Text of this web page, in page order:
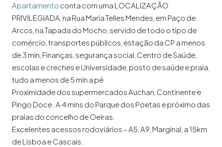
Apartamento conta com uma LOCALIZAÇÃO
PRIVILEGIADA, na Rua Maria Telles Mendes, em Paço de
Arcos, na Tapada do Mocho, servido de todo o tipo de
comércio, transportes públicos, estação da CP a menos
de 3 min, Finanças, segurança social, Centro de Saúde,
escolas e creches e Universidade, posto de saúde e praia,
tudo a menos de 5 min a pé
Proximidade dos supermercados Auchan, Continente e
Pingo Doce. A 4 mins do Parque dos Poetas e próximo das
praias do concelho de Oeiras.
Excelentes acessos rodoviários – A5, A9, Marginal, a 15km
de Lisboa e Cascais.